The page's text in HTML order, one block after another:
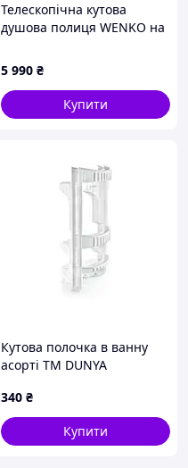
Телескопічна кутова
душова полиця WENKO на
сталь, 31×23 см, біла/
срібляста
5 990 ₴
Купити
Кутова полочка в ванну
асорті ТМ DUNYA
340 ₴
Купити